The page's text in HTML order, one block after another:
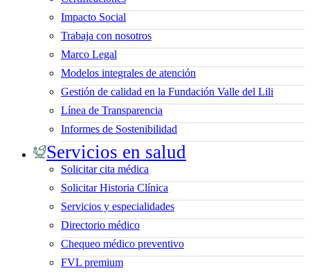
Impacto Social
Trabaja con nosotros
Marco Legal
Modelos integrales de atención
Gestión de calidad en la Fundación Valle del Lili
Línea de Transparencia
Informes de Sostenibilidad
Servicios en salud
Solicitar cita médica
Solicitar Historia Clínica
Servicios y especialidades
Directorio médico
Chequeo médico preventivo
FVL premium